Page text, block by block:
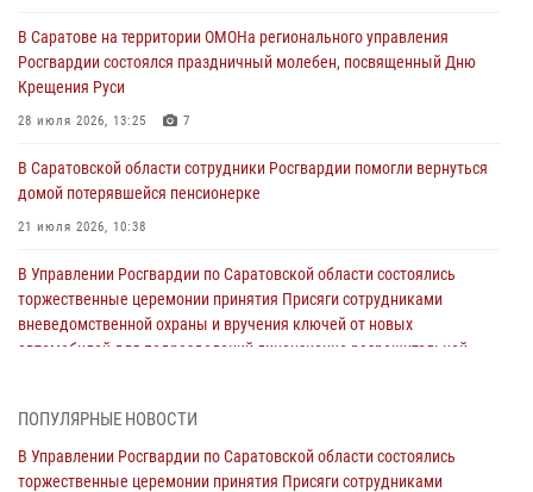
В Саратове на территории ОМОНа регионального управления
Росгвардии состоялся праздничный молебен, посвященный Дню
Крещения Руси
28 июля 2026, 13:25 7
В Саратовской области сотрудники Росгвардии помогли вернуться
домой потерявшейся пенсионерке
21 июля 2026, 10:38
В Управлении Росгвардии по Саратовской области состоялись
торжественные церемонии принятия Присяги сотрудниками
вневедомственной охраны и вручения ключей от новых
автомобилей для подразделений лицензионно-разрешительной
В Саратовской области самые лучшие каникулы проходят с
Росгвардией
ПОПУЛЯРНЫЕ НОВОСТИ
В Управлении Росгвардии по Саратовской области состоялись
торжественные церемонии принятия Присяги сотрудниками